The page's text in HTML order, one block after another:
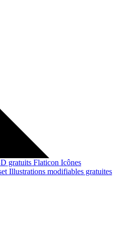
gratuits Flaticon Icônes
Illustrations modifiables gratuites